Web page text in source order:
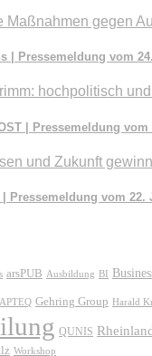
Maßnahmen gegen
| Pressemeldung vom
hochpolitisch
| Pressemeldung vom
und Zukunft
Pressemeldung vom 22.
arsPUB Ausbildung BI
Gehring Group Harald
QUNIS
Workshop